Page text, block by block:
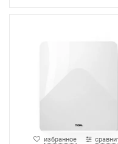
избранное